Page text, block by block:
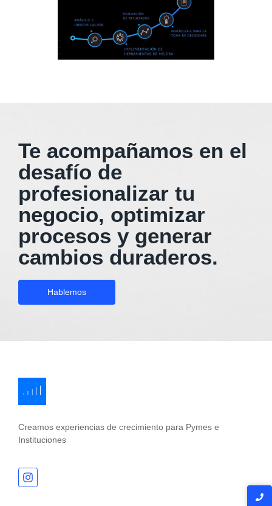
Te acompañamos en el
desafío de
profesionalizar tu
negocio, optimizar
procesos y generar
cambios duraderos.
Hablemos
Creamos experiencias de crecimiento para Pymes e
Instituciones